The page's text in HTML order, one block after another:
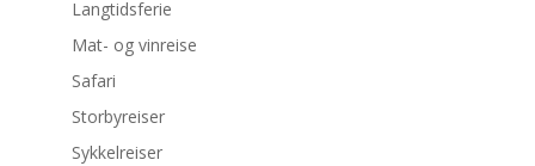
Langtidsferie
Mat- og vinreise
Safari
Storbyreiser
Sykkelreiser